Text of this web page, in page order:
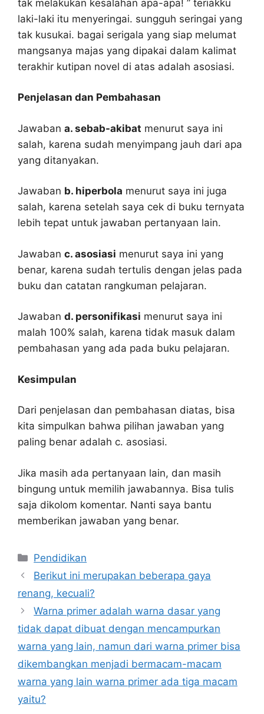
tak melakukan kesalahan apa-apa! ” teriakku
laki-laki itu menyeringai. sungguh seringai yang
tak kusukai. bagai serigala yang siap melumat
mangsanya majas yang dipakai dalam kalimat
terakhir kutipan novel di atas adalah asosiasi.
Penjelasan dan Pembahasan
Jawaban a. sebab-akibat menurut saya ini
salah, karena sudah menyimpang jauh dari apa
yang ditanyakan.
Jawaban b. hiperbola menurut saya ini juga
salah, karena setelah saya cek di buku ternyata
lebih tepat untuk jawaban pertanyaan lain.
Jawaban c. asosiasi menurut saya ini yang
benar, karena sudah tertulis dengan jelas pada
buku dan catatan rangkuman pelajaran.
Jawaban d. personifikasi menurut saya ini
malah 100% salah, karena tidak masuk dalam
pembahasan yang ada pada buku pelajaran.
Kesimpulan
Dari penjelasan dan pembahasan diatas, bisa
kita simpulkan bahwa pilihan jawaban yang
paling benar adalah c. asosiasi.
Jika masih ada pertanyaan lain, dan masih
bingung untuk memilih jawabannya. Bisa tulis
saja dikolom komentar. Nanti saya bantu
memberikan jawaban yang benar.
Kategori
Pendidikan
Berikut ini merupakan beberapa gaya
renang, kecuali?
Warna primer adalah warna dasar yang
tidak dapat dibuat dengan mencampurkan
warna yang lain, namun dari warna primer bisa
dikembangkan menjadi bermacam-macam
warna yang lain warna primer ada tiga macam
yaitu?